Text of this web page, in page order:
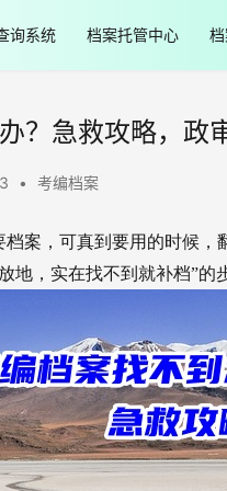
询系统 档案托管中心
？急救攻略，政
• 考编档案
案，可真到要用的时候
地，实在找不到就补档”的